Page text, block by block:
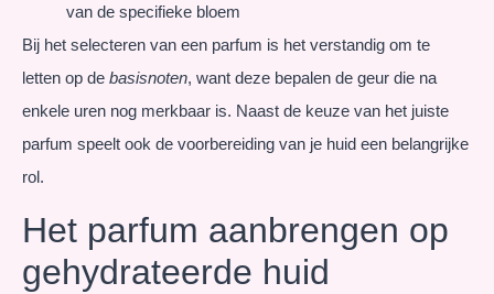
van de specifieke bloem
Bij het selecteren van een parfum is het verstandig om te
letten op de basisnoten, want deze bepalen de geur die na
enkele uren nog merkbaar is. Naast de keuze van het juiste
parfum speelt ook de voorbereiding van je huid een belangrijke
rol.
Het parfum aanbrengen op
gehydrateerde huid